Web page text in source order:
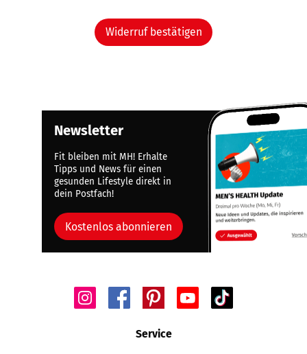
Widerruf bestätigen
Newsletter
Fit bleiben mit MH! Erhalte
Tipps und News für einen
gesunden Lifestyle direkt in
dein Postfach!
Kostenlos abonnieren
Service